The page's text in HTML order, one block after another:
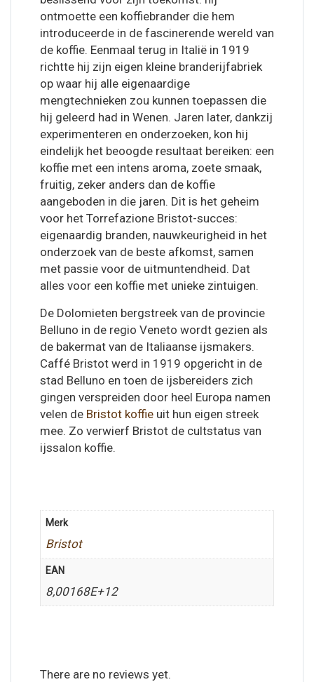
ontmoette een koffiebrander die hem
introduceerde in de fascinerende wereld van
de koffie. Eenmaal terug in Italië in 1919
richtte hij zijn eigen kleine branderijfabriek
op waar hij alle eigenaardige
mengtechnieken zou kunnen toepassen die
hij geleerd had in Wenen. Jaren later, dankzij
experimenteren en onderzoeken, kon hij
eindelijk het beoogde resultaat bereiken: een
koffie met een intens aroma, zoete smaak,
fruitig, zeker anders dan de koffie
aangeboden in die jaren. Dit is het geheim
voor het Torrefazione Bristot-succes:
eigenaardig branden, nauwkeurigheid in het
onderzoek van de beste afkomst, samen
met passie voor de uitmuntendheid. Dat
alles voor een koffie met unieke zintuigen.
De Dolomieten bergstreek van de provincie
Belluno in de regio Veneto wordt gezien als
de bakermat van de Italiaanse ijsmakers.
Caffé Bristot werd in 1919 opgericht in de
stad Belluno en toen de ijsbereiders zich
gingen verspreiden door heel Europa namen
velen de Bristot koffie uit hun eigen streek
mee. Zo verwierf Bristot de cultstatus van
ijssalon koffie.
Merk
Bristot
EAN
8,00168E+12
There are no reviews yet.